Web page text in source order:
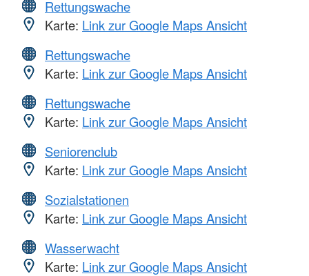
Rettungswache
Karte: Link zur Google Maps Ansicht
Rettungswache
Karte: Link zur Google Maps Ansicht
Rettungswache
Karte: Link zur Google Maps Ansicht
Seniorenclub
Karte: Link zur Google Maps Ansicht
Sozialstationen
Karte: Link zur Google Maps Ansicht
Wasserwacht
Karte: Link zur Google Maps Ansicht